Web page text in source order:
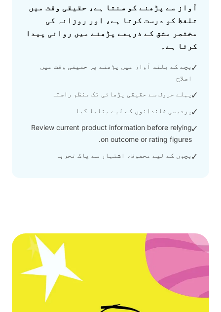
آواز سے پڑھنے کو سنتا ہے، حقیقی وقت میں
تلفظ کو درست کرتا ہے، اور روزانہ کی
مختصر مشق کے ذریعے پڑھنے میں روانی پیدا
کرتا ہے۔
✓بچے کے بلند آواز میں پڑھنے پر حقیقی وقت میں
اصلاح
✓پہلے حروف سے حقیقی پڑھائی تک منظم راستہ
✓پردیسی خاندانوں کے لیے بنایا گیا
✓
Review current product information before relying
on outcome or rating figures.
✓بچوں کے لیے محفوظ، اشتہار سے پاک تجربہ